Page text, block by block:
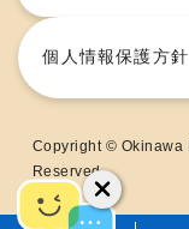
個人情報保護方針
Copyright © Okinawa
Reserved.